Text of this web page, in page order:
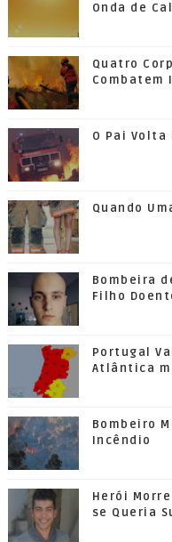
Onda de
Quatro
Combatem
O Pai Volta
Quando
Bombeira
Filho
Portugal
Atlântica
Bombeiro
Incêndio
Herói
se Queria